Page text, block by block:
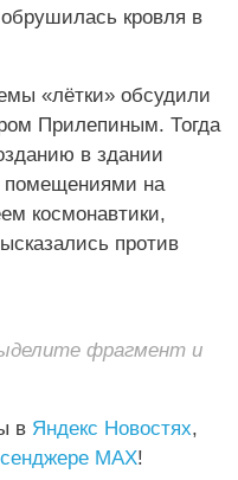
кровля в
«лётки» обсудили
Прилепиным. Тогда
в здании
помещениями на
космонавтики,
против
фрагмент и
в Яндекс Новостях,
MAX!